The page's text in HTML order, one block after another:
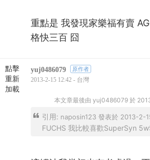
重點是 我發現家樂福有賣
格快三百 囧
點擊
重新
加載
yuj0486079 原作者
2013-2-15 12:42 - 台灣
本文章最後由 yuj0486079 於
引用: naposin123 發表於 2013-2-
FUCHS 我比較喜歡SuperSyn